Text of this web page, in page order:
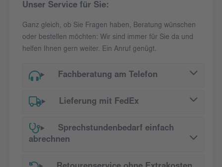
Unser Service für Sie:
Ganz gleich, ob Sie Fragen haben, Beratung wünschen
oder bestellen möchten: Wir sind immer für Sie da und
helfen Ihnen gern weiter. Ein Anruf genügt.
Fachberatung am Telefon
Lieferung mit FedEx
Sprechstundenbedarf einfach
abrechnen